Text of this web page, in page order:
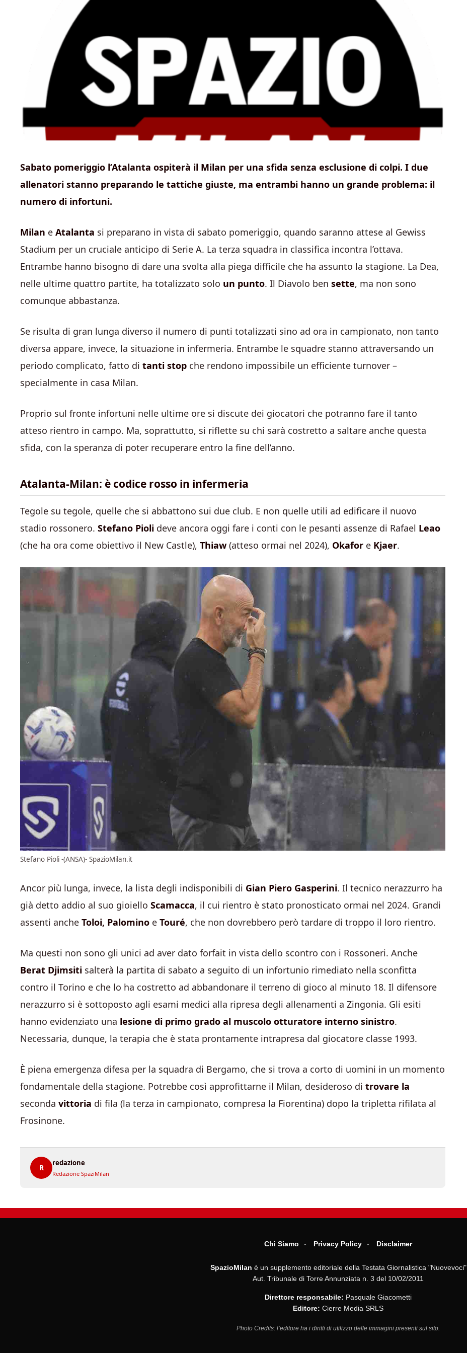
Sabato pomeriggio l’Atalanta ospiterà il Milan per una sfida senza esclusione di colpi. I due
allenatori stanno preparando le tattiche giuste, ma entrambi hanno un grande problema: il
numero di infortuni.
Milan e Atalanta si preparano in vista di sabato pomeriggio, quando saranno attese al Gewiss
Stadium per un cruciale anticipo di Serie A. La terza squadra in classifica incontra l’ottava.
Entrambe hanno bisogno di dare una svolta alla piega difficile che ha assunto la stagione. La Dea,
nelle ultime quattro partite, ha totalizzato solo un punto. Il Diavolo ben sette, ma non sono
comunque abbastanza.
Se risulta di gran lunga diverso il numero di punti totalizzati sino ad ora in campionato, non tanto
diversa appare, invece, la situazione in infermeria. Entrambe le squadre stanno attraversando un
periodo complicato, fatto di tanti stop che rendono impossibile un efficiente turnover –
specialmente in casa Milan.
Proprio sul fronte infortuni nelle ultime ore si discute dei giocatori che potranno fare il tanto
atteso rientro in campo. Ma, soprattutto, si riflette su chi sarà costretto a saltare anche questa
sfida, con la speranza di poter recuperare entro la fine dell’anno.
Atalanta-Milan: è codice rosso in infermeria
Tegole su tegole, quelle che si abbattono sui due club. E non quelle utili ad edificare il nuovo
stadio rossonero. Stefano Pioli deve ancora oggi fare i conti con le pesanti assenze di Rafael Leao
(che ha ora come obiettivo il New Castle), Thiaw(atteso ormai nel 2024), Okafor e Kjaer.
Stefano Pioli -(ANSA)- SpazioMilan.it
Ancor più lunga, invece, la lista degli indisponibili di Gian Piero Gasperini. Il tecnico nerazzurro ha
già detto addio al suo gioiello Scamacca, il cui rientro è stato pronosticato ormai nel 2024. Grandi
assenti anche Toloi, Palomino e Touré, che non dovrebbero però tardare di troppo il loro rientro.
Ma questi non sono gli unici ad aver dato forfait in vista dello scontro con i Rossoneri. Anche
Berat Djimsiti salterà la partita di sabato a seguito di un infortunio rimediato nella sconfitta
contro il Torino e che lo ha costretto ad abbandonare il terreno di gioco al minuto 18. Il difensore
nerazzurro si è sottoposto agli esami medici alla ripresa degli allenamenti a Zingonia. Gli esiti
hanno evidenziato una lesione di primo grado al muscolo otturatore interno sinistro.
Necessaria, dunque, la terapia che è stata prontamente intrapresa dal giocatore classe 1993.
È piena emergenza difesa per la squadra di Bergamo, che si trova a corto di uomini in un momento
fondamentale della stagione. Potrebbe così approfittarne il Milan, desideroso di trovare la
seconda vittoria di fila (la terza in campionato, compresa la Fiorentina) dopo la tripletta rifilata al
Frosinone.
R
redazione
Redazione SpaziMilan
Chi Siamo Privacy Policy Disclaimer
SpazioMilan è un supplemento editoriale della Testata Giornalistica "Nuovevoci"
Aut. Tribunale di Torre Annunziata n. 3 del 10/02/2011
Direttore responsabile: Pasquale Giacometti
Editore: Cierre Media SRLS
Photo Credits: l’editore ha i diritti di utilizzo delle immagini presenti sul sito.